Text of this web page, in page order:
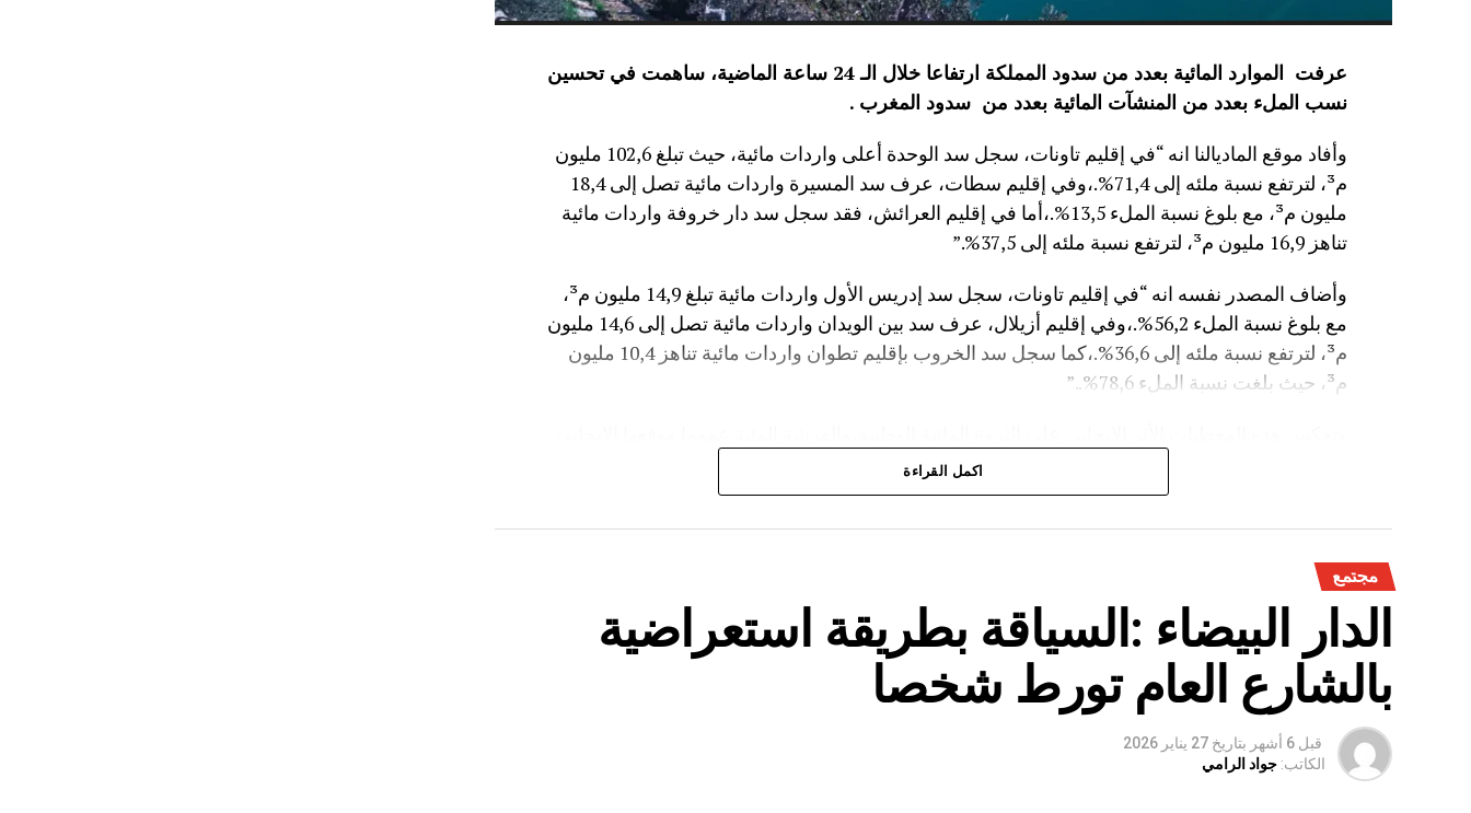
عرفت الموارد المائية بعدد من سدود المملكة ارتفاعا خلال الـ 24 ساعة الماضية، ساهمت في تحسين
نسب الملء بعدد من المنشآت المائية بعدد من سدود المغرب .
وأفاد موقع الماديالنا انه “في إقليم تاونات، سجل سد الوحدة أعلى واردات مائية، حيث تبلغ 102,6 مليون
م³، لترتفع نسبة ملئه إلى 71,4%.،وفي إقليم سطات، عرف سد المسيرة واردات مائية تصل إلى 18,4
مليون م³، مع بلوغ نسبة الملء 13,5%.،أما في إقليم العرائش، فقد سجل سد دار خروفة واردات مائية
تناهز 16,9 مليون م³، لترتفع نسبة ملئه إلى 37,5%.”
وأضاف المصدر نفسه انه “في إقليم تاونات، سجل سد إدريس الأول واردات مائية تبلغ 14,9 مليون م³،
مع بلوغ نسبة الملء 56,2%.،وفي إقليم أزيلال، عرف سد بين الويدان واردات مائية تصل إلى 14,6 مليون
م³، لترتفع نسبة ملئه إلى 36,6%.،كما سجل سد الخروب بإقليم تطوان واردات مائية تناهز 10,4 مليون
م³، حيث بلغت نسبة الملء 78,6%..”
اكمل القراءة
مجتمع
الدار البيضاء :السياقة بطريقة استعراضية
بالشارع العام تورط شخصا
قبل 6 أشهر بتاريخ 27 يناير 2026
الكاتب: جواد الرامي